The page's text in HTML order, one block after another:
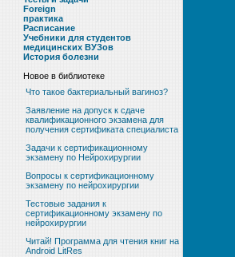
Foreign
практика
Расписание
Учебники для студентов
медицинских ВУЗов
История болезни
Новое в библиотеке
Что такое бактериальный вагиноз?
Заявление на допуск к сдаче
квалификационного экзамена для
получения сертификата специалиста
Задачи к сертификационному
экзамену по Нейрохирургии
Вопросы к сертификационному
экзамену по нейрохирургии
Тестовые задания к
сертификационному экзамену по
нейрохирургии
Читай! Программа для чтения книг на
Android LitRes